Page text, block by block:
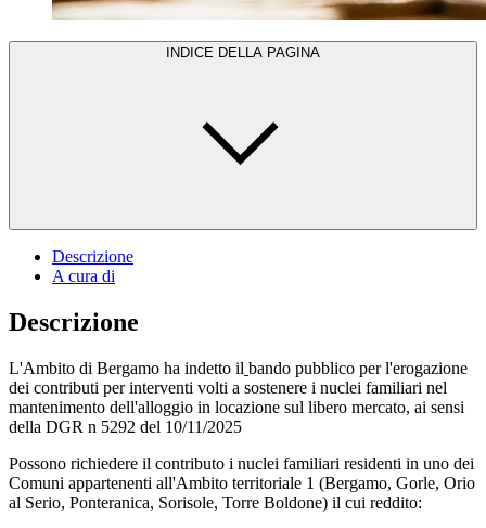
INDICE DELLA PAGINA
Descrizione
A cura di
Descrizione
L'Ambito di Bergamo ha indetto il bando pubblico per l'erogazione
dei contributi per interventi volti a sostenere i nuclei familiari nel
mantenimento dell'alloggio in locazione sul libero mercato, ai sensi
della DGR n 5292 del 10/11/2025
Possono richiedere il contributo i nuclei familiari residenti in uno dei
Comuni appartenenti all'Ambito territoriale 1 (Bergamo, Gorle, Orio
al Serio, Ponteranica, Sorisole, Torre Boldone) il cui reddito: